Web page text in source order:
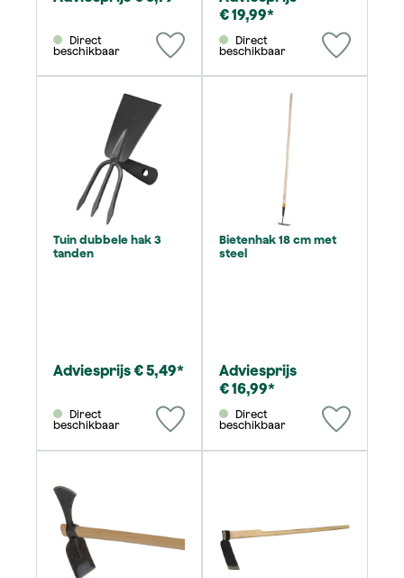
beschikbaar
€ 19,99*
beschikbaar
Tuin dubbele hak 3
tanden
Adviesprijs € 5,49*
beschikbaar
Bietenhak 18 cm met
steel
Adviesprijs
€ 16,99*
beschikbaar